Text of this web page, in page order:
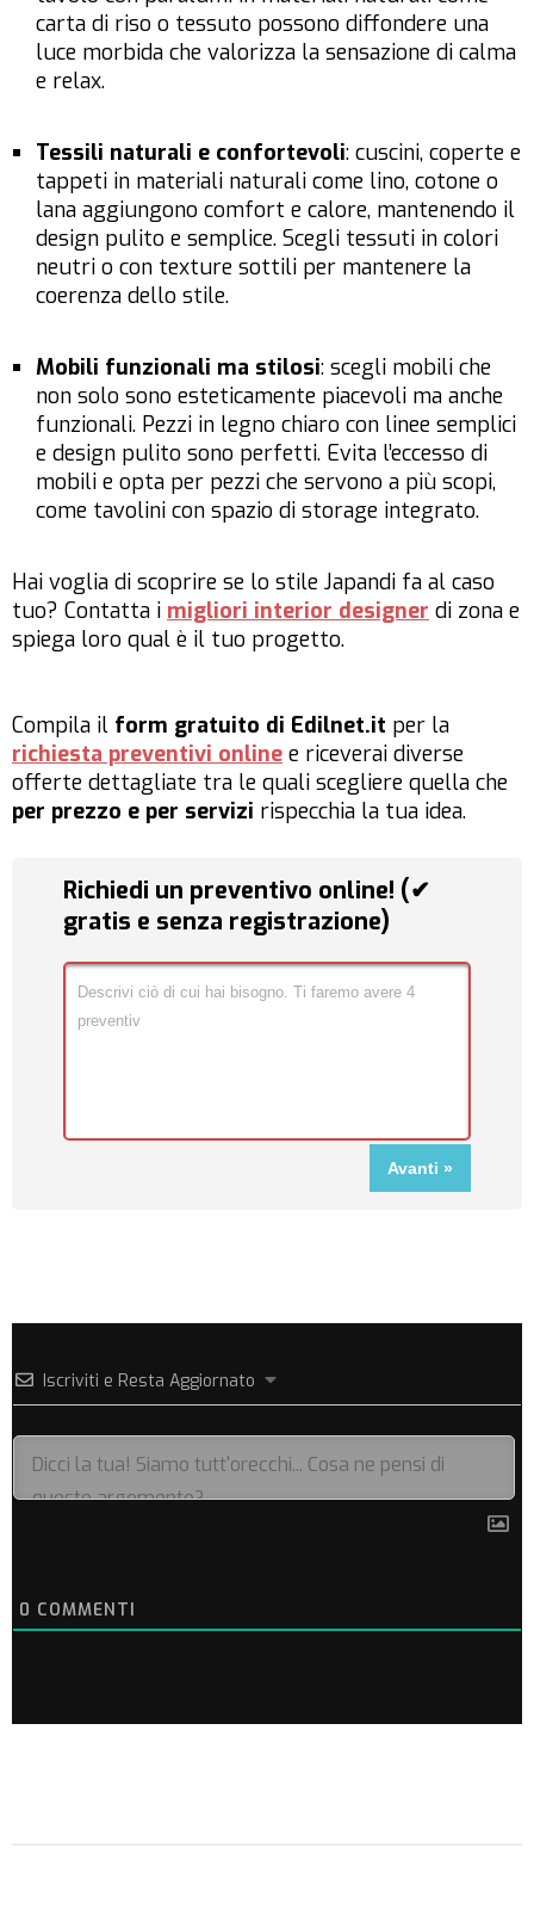
carta di riso o tessuto possono diffondere una
luce morbida che valorizza la sensazione di calma
e relax.
Tessili naturali e confortevoli: cuscini, coperte e
tappeti in materiali naturali come lino, cotone o
lana aggiungono comfort e calore, mantenendo il
design pulito e semplice. Scegli tessuti in colori
neutri o con texture sottili per mantenere la
coerenza dello stile.
Mobili funzionali ma stilosi: scegli mobili che
non solo sono esteticamente piacevoli ma anche
funzionali. Pezzi in legno chiaro con linee semplici
e design pulito sono perfetti. Evita l’eccesso di
mobili e opta per pezzi che servono a più scopi,
come tavolini con spazio di storage integrato.
Hai voglia di scoprire se lo stile Japandi fa al caso
tuo? Contatta i migliori interior designer di zona e
spiega loro qual è il tuo progetto.
Compila il form gratuito di Edilnet.it per la
richiesta preventivi online e riceverai diverse
offerte dettagliate tra le quali scegliere quella che
per prezzo e per servizi rispecchia la tua idea.
Richiedi un preventivo online! (✔
gratis e senza registrazione)
Iscriviti e Resta Aggiornato
0 COMMENTI